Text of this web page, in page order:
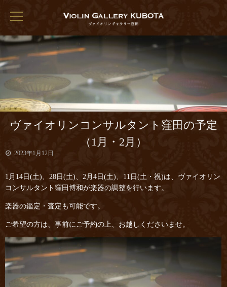
ヴァイオリンコンサルタント窪田の予定
（1月・2月）
2023年1月12日
1月14日(土)、28日(土)、2月4日(土)、11日(土・祝)は、ヴァイオリン
コンサルタント窪田博和が楽器の調整を行います。
楽器の鑑定・査定も可能です。
ご希望の方は、事前にご予約の上、お越しくださいませ。